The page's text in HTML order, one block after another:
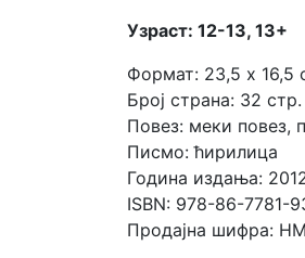
Узраст: 12-13, 13+
Формат: 23,5 x 16,5
Број страна: 32 стр.
Повез: меки повез,
Писмо: ћирилица
Година издања:
ISBN: 978-86-7781-
Продајна шифра: